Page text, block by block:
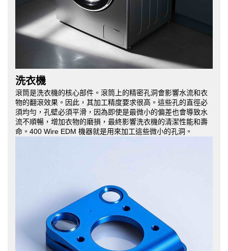
洗衣機
滾筒是洗衣機的核心部件。滾筒上的精密孔洞會影響水流和衣
物的翻滾效果。因此，其加工精度要求很高。這些孔的直徑必
須均勻，孔壁必須平滑，因為即使是最微小的偏差也會導致水
流不順暢，增加衣物的磨損，最終影響洗衣機的清潔性能和壽
命。400 Wire EDM 機器就是用來加工這些微小的孔洞。